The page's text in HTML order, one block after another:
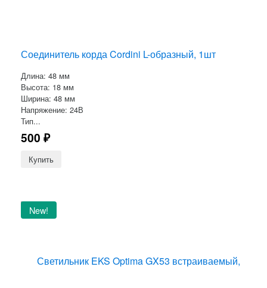
Соединитель корда Cordini L-образный, 1шт
Длина: 48 мм
Высота: 18 мм
Ширина: 48 мм
Напряжение: 24В
Тип...
500 ₽
New!